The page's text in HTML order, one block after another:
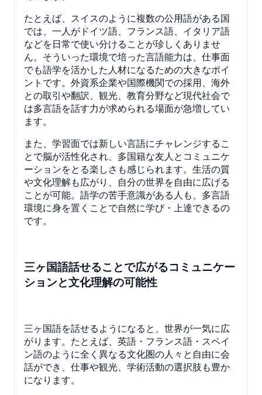
たとえば、スイスのように複数の公用語がある国
では、一人がドイツ語、フランス語、イタリア語
などを日常で使い分けることが珍しくありませ
ん。そういった環境で培った言語能力は、仕事面
でも語学を活かした人材になるための大きなポイ
ントです。外資系企業や国際機関での採用、海外
との取引や翻訳、観光、教育分野など現代社会で
は多言語を話す力が求められる場面が急増してい
ます。
また、学習面では新しい言語にチャレンジするこ
とで脳が活性化され、多国籍な友人とコミュニケ
ーションをとる楽しさも感じられます。生活の質
や文化理解も広がり、自分の世界を自由に広げる
ことが可能。語学の苦手意識がある人も、多言語
環境に身を置くことで自然に学び・上達できるの
です。
三ヶ国語話せることで広がるコミュニケー
ションと文化理解の可能性
三ヶ国語を話せるようになると、世界が一気に広
がります。たとえば、英語・フランス語・スペイ
ン語のように全く異なる文化圏の人々と自由に会
話ができ、仕事や観光、学術活動の選択肢も豊か
になります。